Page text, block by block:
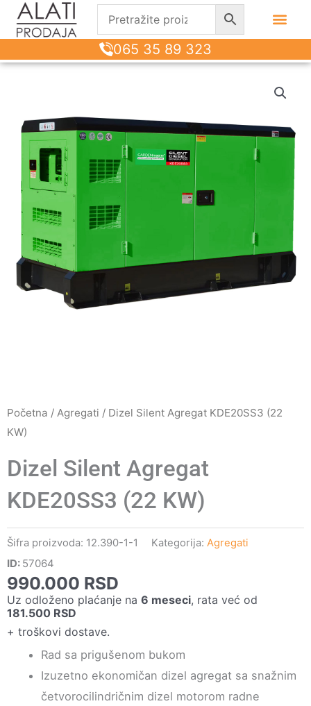
065 35 89 323
Početna / Agregati / Dizel Silent Agregat KDE20SS3 (22
KW)
Dizel Silent Agregat
KDE20SS3 (22 KW)
Šifra proizvoda: 12.390-1-1 Kategorija: Agregati
ID: 57064
990.000 RSD
Uz odloženo plaćanje na 6 meseci, rata već od
181.500 RSD
+ troškovi dostave.
Rad sa prigušenom bukom
Izuzetno ekonomičan dizel agregat sa snažnim
četvorocilindričnim dizel motorom radne